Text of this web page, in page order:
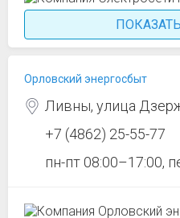
Орловский энергосбыт
Ливны, улица
+7 (4862) 25-55-77
пн-пт 08:00–17:00,